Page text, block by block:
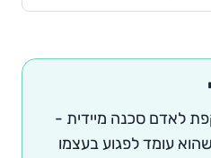
לאדם סכנה מיידית -
עומד לפגוע בעצמו